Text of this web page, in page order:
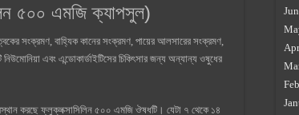
৫০০ এমজি ক্যাপসুল)
সংক্রমণ, বাহ্যিক কানের সংক্রমণ, পায়ের আলসারের সংক্রমণ,
এবং এন্ডোকার্ডাইটিসের চিকিৎসার জন্য অন্যান্য ওষুধের
করছে ফ্লুক্লক্সাসিলিন ৫০০ এমজি ঔষধটি। যেটা ৭ থেকে ১৪